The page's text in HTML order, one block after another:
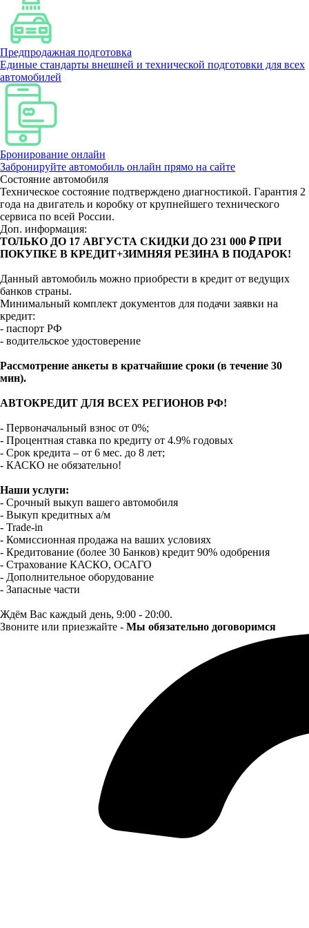
Предпродажная подготовка
Единые стандарты внешней и технической подготовки для всех
автомобилей
Бронирование онлайн
Забронируйте автомобиль онлайн прямо на сайте
Состояние автомобиля
Техническое состояние подтверждено диагностикой. Гарантия 2
года на двигатель и коробку от крупнейшего технического
сервиса по всей России.
Доп. информация:
ТОЛЬКО ДО 17 АВГУСТА СКИДКИ ДО 231 000 ₽ ПРИ
ПОКУПКЕ В КРЕДИТ+ЗИМНЯЯ РЕЗИНА В ПОДАРОК!
Данный автомобиль можно приобрести в кредит от ведущих
банков страны.
Минимальный комплект документов для подачи заявки на
кредит:
- паспорт РФ
- водительское удостоверение
Рассмотрение анкеты в кратчайшие сроки (в течение 30
мин).
АВТОКРЕДИТ ДЛЯ ВСЕХ РЕГИОНОВ РФ!
- Первоначальный взнос от 0%;
- Процентная ставка по кредиту от 4.9% годовых
- Срок кредита – от 6 мес. до 8 лет;
- КАСКО не обязательно!
Наши услуги:
- Срочный выкуп вашего автомобиля
- Выкуп кредитных а/м
- Trade-in
- Комиссионная продажа на ваших условиях
- Кредитование (более 30 Банков) кредит 90% одобрения
- Страхование КАСКО, ОСАГО
- Дополнительное оборудование
- Запасные части
Ждём Вас каждый день, 9:00 - 20:00.
Звоните или приезжайте - Мы обязательно договоримся